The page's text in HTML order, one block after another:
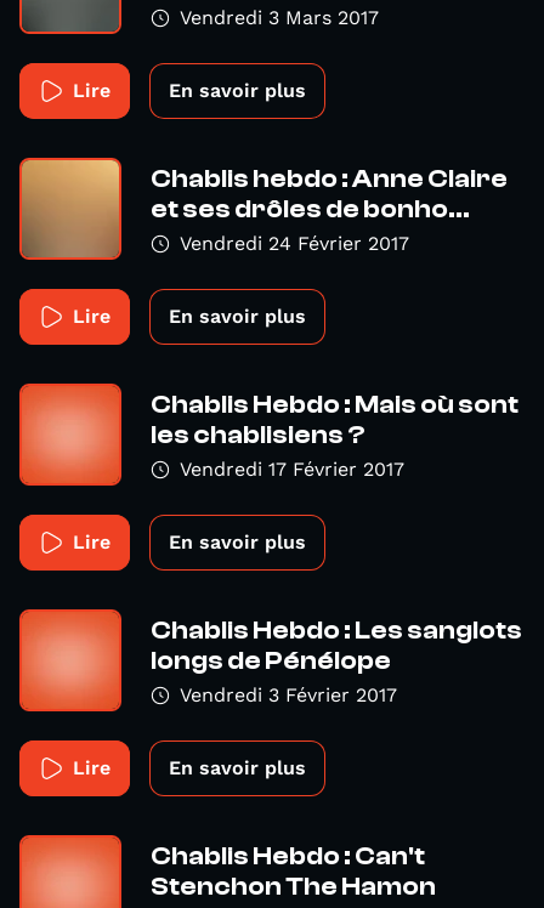
Vendredi 3 Mars 2017
Lire En savoir plus
Chablis hebdo : Anne Claire
et ses drôles de bonho...
Vendredi 24 Février 2017
Lire En savoir plus
Chablis Hebdo : Mais où sont
les chablisiens ?
Vendredi 17 Février 2017
Lire En savoir plus
Chablis Hebdo : Les sanglots
longs de Pénélope
Vendredi 3 Février 2017
Lire En savoir plus
Chablis Hebdo : Can't
Stenchon The Hamon